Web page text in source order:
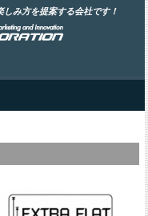
み方を提案する会社です！